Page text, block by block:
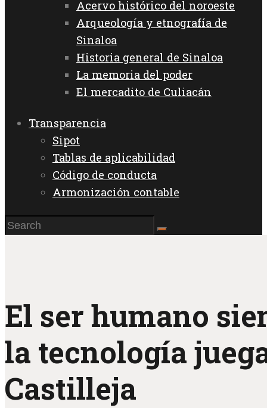
Acervo histórico del noroeste
Arqueología y etnografía de
Sinaloa
Historia general de Sinaloa
La memoria del poder
El mercadito de Culiacán
Transparencia
Sipot
Tablas de aplicabilidad
Código de conducta
Armonización contable
El ser humano
la tecnología
Castilleja